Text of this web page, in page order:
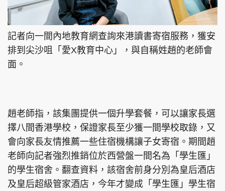
記者向一間內地教育網查詢來港讀書寄宿服務，獲安
排到尖沙咀「愛X教育中心」，與自稱姓趙的老師會
面。
趙老師指，該集團提供一個升學套餐，可以讓家長選
擇八間香港學校，保證家長至少獲一間學校取錄，又
會向家長友情推薦一些住宿機構讓子女寄宿。期間趙
老師向記者強烈推銷位於西營盤一間名為「學生匯」
的學生宿舍。翻查資料，該宿舍前身分別為皇后酒店
及皇后超級管家酒店，今年才變成「學生匯」學生宿